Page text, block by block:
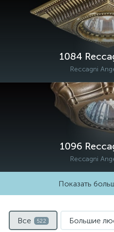
1084
Reccagni
1096
Reccagni
Показать
Все 522 Большие